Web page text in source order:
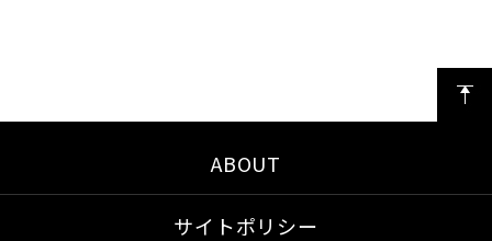
ABOUT
サイトポリシー